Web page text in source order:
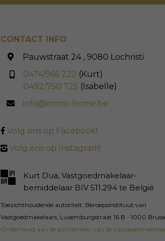
CONTACT INFO
Pauwstraat 24 , 9080 Lochristi
0474/966 222 (Kurt)
0492/750 725 (Isabelle)
info@immo-home.be
Volg ons op Facebook!
Volg ons op Instagram!
Kurt Dua, Vastgoedmakelaar-
bemiddelaar BIV 511.294 te België
Toezichthoudende autoriteit: Beroepsinstituut van
Vastgoedmakelaars, Luxemburgstraat 16 B - 1000
Onderhevig aan de plichtenleer van de